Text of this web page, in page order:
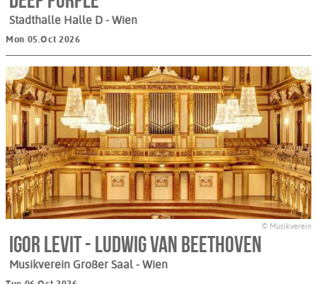
Stadthalle Halle D - Wien
Mon 05.Oct 2026
© Musikverein
Igor Levit - Ludwig van Beethoven
Musikverein Großer Saal - Wien